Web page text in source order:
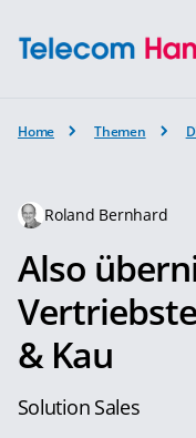
Home Themen
Roland Bernhard
Also
& Kau
Solution Sales